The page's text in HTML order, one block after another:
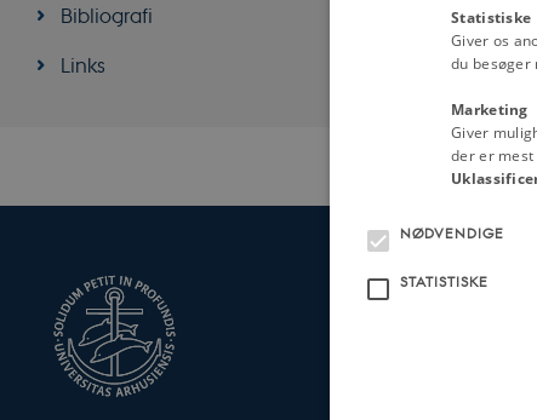
Bibliografi
Links
Revideret
INSTITUT
Statistiske
Giver os
du besøger
Marketing
Giver
der er
NØDVENDIGE
STATISTISKE